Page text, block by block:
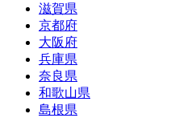
滋賀県
京都府
大阪府
兵庫県
奈良県
和歌山県
島根県